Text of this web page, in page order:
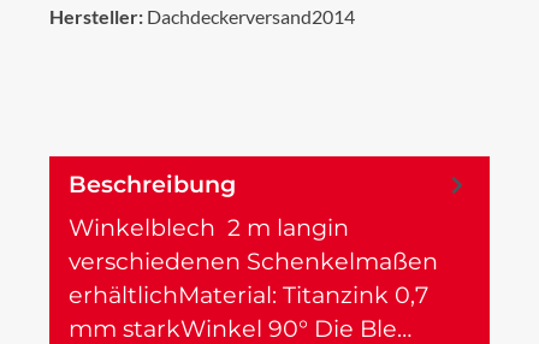
Hersteller: Dachdeckerversand2014
Beschreibung
Winkelblech 2 m langin
verschiedenen Schenkelmaßen
erhältlichMaterial: Titanzink 0,7
mm starkWinkel 90° Die Ble…